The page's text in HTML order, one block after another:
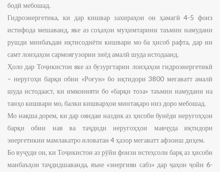
бодӣ мебошад.
Гидроэнергетика, ки дар кишвар захираҳои он ҳамагӣ 4-5 фоиз
истифода мешаванд, яке аз соҳаҳои муҳимтарини таъмин намудани
рушди минбаъдаи иқтисодиёти кишвари мо ба ҳисоб рафта, дар ин
самт лоиҳаҳои сармоягузории зиёд амалӣ шуда истодаанд.
Ҳоло дар Тоҷикистон яке аз бузургтарин лоиҳаҳои гидроэнергетикӣ
– неругоҳи барқи обии «Роғун» бо иқтидори 3800 мегаватт амалӣ
шуда истодааст, ки имконияти бо «барқи тоза» таъмин намудани на
танҳо кишвари мо, балки кишварҳои минтақаро низ доро мебошад.
Мо нақша дорем, ки дар ояндаи наздик аз ҳисоби бунёди неругоҳҳои
барқи обии нав ва таҷдиди неругоҳҳои мавҷуда иқтидори
энергетикии мамлакатро иловатан 4 ҳазор мегаватт афзоиш диҳем.
Бо вуҷуди он, ки Тоҷикистон аз рӯйи фоизи истеҳсоли барқ аз ҳисоби
манбаъҳои таҷдидшаванда, яъне «энергияи сабз» дар ҷаҳон ҷойи 6-